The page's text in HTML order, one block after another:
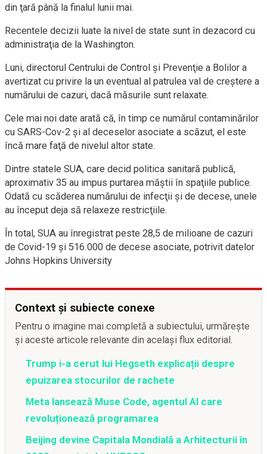
din ţară până la finalul lunii mai.
Recentele decizii luate la nivel de state sunt în dezacord cu
administraţia de la Washington.
Luni, directorul Centrului de Control şi Prevenţie a Bolilor a
avertizat cu privire la un eventual al patrulea val de creştere a
numărului de cazuri, dacă măsurile sunt relaxate.
Cele mai noi date arată că, în timp ce numărul contaminărilor
cu SARS-Cov-2 şi al deceselor asociate a scăzut, el este
încă mare faţă de nivelul altor state.
Dintre statele SUA, care decid politica sanitară publică,
aproximativ 35 au impus purtarea măştii în spaţiile publice.
Odată cu scăderea numărului de infecţii şi de decese, unele
au început deja să relaxeze restricţiile.
În total, SUA au înregistrat peste 28,5 de milioane de cazuri
de Covid-19 şi 516.000 de decese asociate, potrivit datelor
Johns Hopkins University
Context și subiecte conexe
Pentru o imagine mai completă a subiectului, urmărește
și aceste articole relevante din același flux editorial.
Trump i-a cerut lui Hegseth explicații despre
epuizarea stocurilor de rachete
Meta lansează Muse Code, agentul AI care
revoluționează programarea
Beijing devine Capitala Mondială a Arhitecturii în